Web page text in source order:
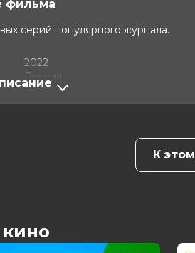
фильма
серий популярного журнала.
2022
Россия
—
Евгений Ковалец, Алексей
Игорь Глинков, Ася Якубович,
детский, семейный, комедия
К